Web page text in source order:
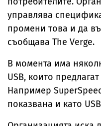
управлява
промени това и да
съобщава The Verge.
В момента има
USB, които
Например
показвана и като